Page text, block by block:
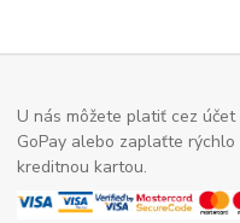
U nás môžete platiť cez účet
GoPay alebo zaplaťte rýchlo
kreditnou kartou.